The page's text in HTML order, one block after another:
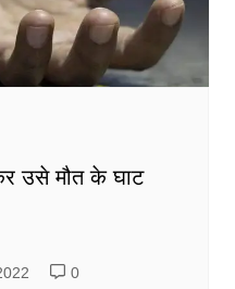
उसे मौत के घाट
0